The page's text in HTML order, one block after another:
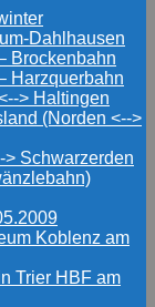
Dahlhausen
Brockenbahn
Harzquerbahn
> Haltingen
(Norden <-->
> Schwarzerden
Koblenz am
Trier HBF am